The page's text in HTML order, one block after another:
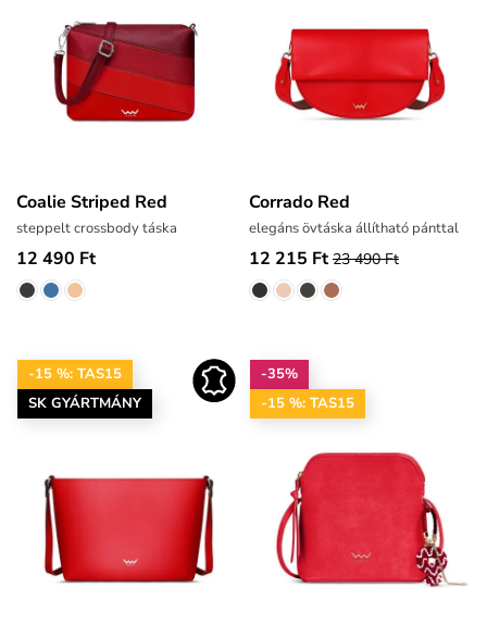
Coalie Striped Red
steppelt crossbody táska
12 490 Ft
Corrado Red
elegáns övtáska állítható pánttal
12 215 Ft 23 490 Ft
-15 %: TAS15
SK GYÁRTMÁNY
-35%
-15 %: TAS15